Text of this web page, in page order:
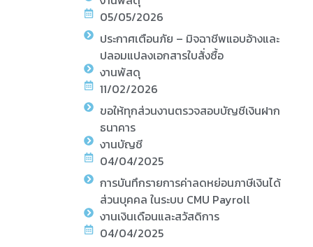
05/05/2026
ประกาศเตือนภัย – มิจฉาชีพแอบอ้างและ
ปลอมแปลงเอกสารใบสั่งซื้อ
งานพัสดุ
11/02/2026
ขอให้ทุกส่วนงานตรวจสอบบัญชีเงินฝาก
ธนาคาร
งานบัญชี
04/04/2025
การบันทึกรายการค่าลดหย่อนภาษีเงินได้
ส่วนบุคคล ในระบบ CMU Payroll
งานเงินเดือนและสวัสดิการ
04/04/2025